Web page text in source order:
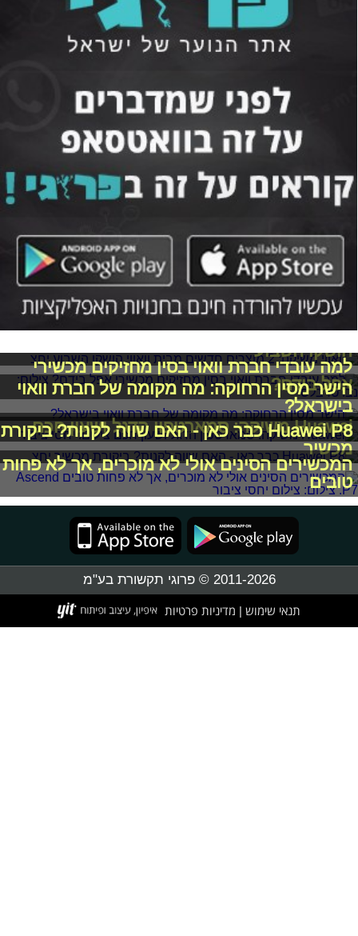
וואווי משיקה: 2 מוצרים חדשים מבית וואווי
הושקו השבוע
למה עובדי חברת וואוי בסין מחזיקים מכשירי
אפל בידם?
הישר מסין הרחוקה: מה מקומה של חברת וואוי
בישראל?
Huawei משיקה: סמארטפון הדגל ושעון חכם
Huawei P8 כבר כאן - האם שווה לקנות? ביקורת
מכשיר
המכשירים הסינים אולי לא מוכרים, אך לא פחות
טובים
2011-2026 © פרוגי תקשורת בע"מ
תנאי שימוש מדיניות פרטיות